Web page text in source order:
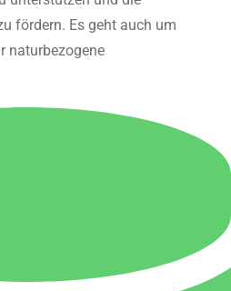
fördern. Es geht auch um
naturbezogene